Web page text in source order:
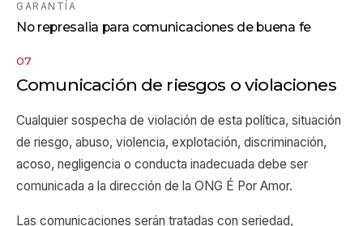
GARANTÍA
No represalia para comunicaciones de buena fe
07
Comunicación de riesgos o violaciones
Cualquier sospecha de violación de esta política, situación
de riesgo, abuso, violencia, explotación, discriminación,
acoso, negligencia o conducta inadecuada debe ser
comunicada a la dirección de la ONG É Por Amor.
Las comunicaciones serán tratadas con seriedad,